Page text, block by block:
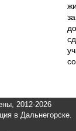
2012-2026
в Дальнегорске.